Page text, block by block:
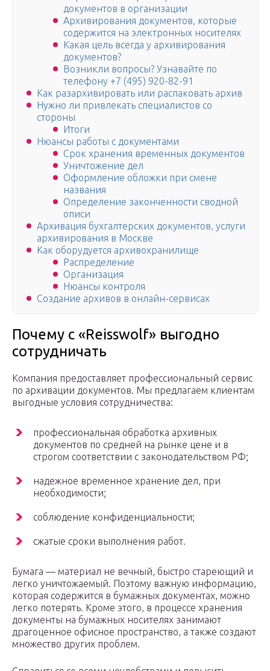
документов в организации
Архивирования документов, которые
содержится на электронных носителях
Какая цель всегда у архивирования
документов?
Возникли вопросы? Узнавайте по
телефону +7 (495) 920-82-91
Как разархивировать или распаковать архив
Нужно ли привлекать специалистов со
стороны
Итоги
Нюансы работы с документами
Срок хранения временных документов
Уничтожение дел
Оформление обложки при смене
названия
Определение законченности сводной
описи
Архивация бухгалтерских документов, услуги
архивирования в Москве
Как оборудуется архивохранилище
Распределение
Организация
Нюансы контроля
Создание архивов в онлайн-сервисах
Почему с «Reisswolf» выгодно
сотрудничать
Компания предоставляет профессиональный сервис
по архивации документов. Мы предлагаем клиентам
выгодные условия сотрудничества:
профессиональная обработка архивных
документов по средней на рынке цене и в
строгом соответствии с законодательством РФ;
надежное временное хранение дел, при
необходимости;
соблюдение конфиденциальности;
сжатые сроки выполнения работ.
Бумага — материал не вечный, быстро стареющий и
легко уничтожаемый. Поэтому важную информацию,
которая содержится в бумажных документах, можно
легко потерять. Кроме этого, в процессе хранения
документы на бумажных носителях занимают
драгоценное офисное пространство, а также создают
множество других проблем.